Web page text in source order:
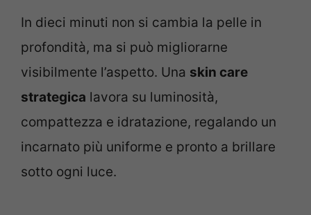
In dieci minuti non si cambia la pelle in
profondità, ma si può migliorarne
visibilmente l’aspetto. Una skin care
strategica lavora su luminosità,
compattezza e idratazione, regalando un
incarnato più uniforme e pronto a brillare
sotto ogni luce.